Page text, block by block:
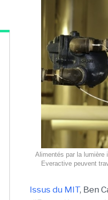
Alimentés par la lumière
Everactive peuvent
Issus du MIT, Ben